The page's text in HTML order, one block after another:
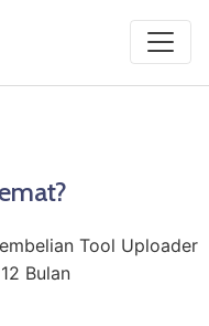
Tool Uploader
Bulan